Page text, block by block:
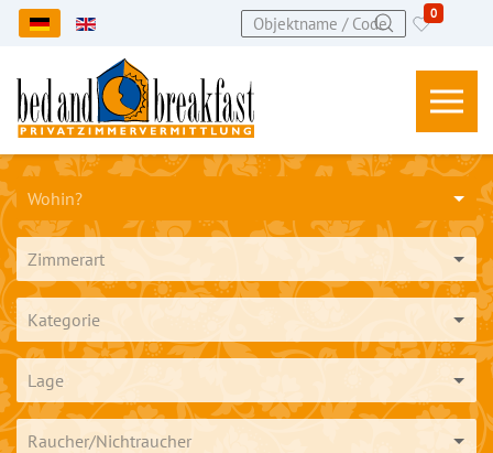
Sprache auswählen 0
Wohin?
Zimmerart
Kategorie
Lage
Raucher/Nichtraucher